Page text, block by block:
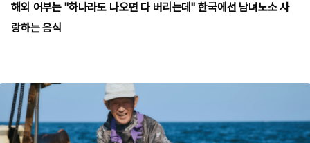
해외 어부는 "하나라도 나오면 다 버리는데" 한국에선 남녀노소 사
랑하는 음식